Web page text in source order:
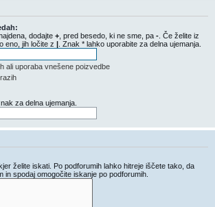
dodajte + , pred besedo, ki ne sme, pa - . Če želite iz
eno, jih ločite z | . Znak * lahko uporabite za delna ujemanja.
ali uporaba vnešene poizvedbe
za delna ujemanja.
želite iskati. Po podforumih lahko hitreje iščete tako, da
spodaj omogočite iskanje po podforumih.